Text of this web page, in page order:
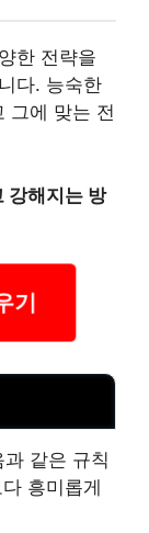
한 전략을
다. 능숙한
그에 맞는 전
강해지는 방
기
같은 규칙
흥미롭게